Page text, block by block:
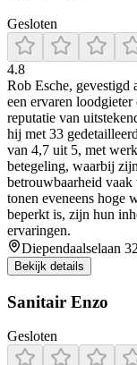
Gesloten
4.8
Rob Esche, gevestigd
een ervaren
reputatie van
hij met 33
van 4,7 uit 5, met
betegeling, waarbij
betrouwbaarheid
tonen eveneens hoge
beperkt is, zijn hun
ervaringen.
Diependaalselaan
Bekijk details
Sanitair Enzo
Gesloten